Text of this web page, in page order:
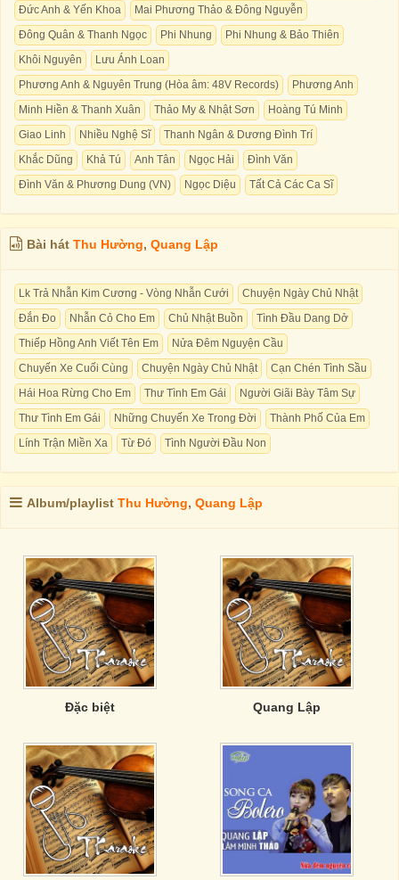
Đức Anh & Yến Khoa
Mai Phương Thảo & Đông Nguyễn
Đông Quân & Thanh Ngọc
Phi Nhung
Phi Nhung & Bảo Thiên
Khôi Nguyên
Lưu Ánh Loan
Phương Anh & Nguyên Trung (Hòa âm: 48V Records)
Phương Anh
Minh Hiền & Thanh Xuân
Thảo My & Nhật Sơn
Hoàng Tú Minh
Giao Linh
Nhiều Nghệ Sĩ
Thanh Ngân & Dương Đình Trí
Khắc Dũng
Khả Tú Anh Tân Ngọc Hải
Đình Văn
Đình Văn & Phương Dung (VN)
Ngọc Diệu Tất Cả Các Ca Sĩ
Bài hát Thu Hường, Quang Lập
Lk Trả Nhẫn Kim Cương - Vòng Nhẫn Cưới
Chuyện Ngày Chủ Nhật
Đắn Đo
Nhẫn Cỏ Cho Em Chủ Nhật Buồn
Tình Đầu Dang Dở
Thiếp Hồng Anh Viết Tên Em
Nửa Đêm Nguyện Cầu
Chuyến Xe Cuối Cùng
Chuyện Ngày Chủ Nhật
Cạn Chén Tình Sầu
Hái Hoa Rừng Cho Em
Thư Tình Em Gái
Người Giãi Bày Tâm Sự
Thư Tình Em Gái
Những Chuyến Xe Trong Đời
Thành Phố Của Em
Lính Trận Miền Xa
Từ Đó Tình Người Đầu Non
Album/playlist Thu Hường, Quang Lập
Đặc biệt Quang Lập